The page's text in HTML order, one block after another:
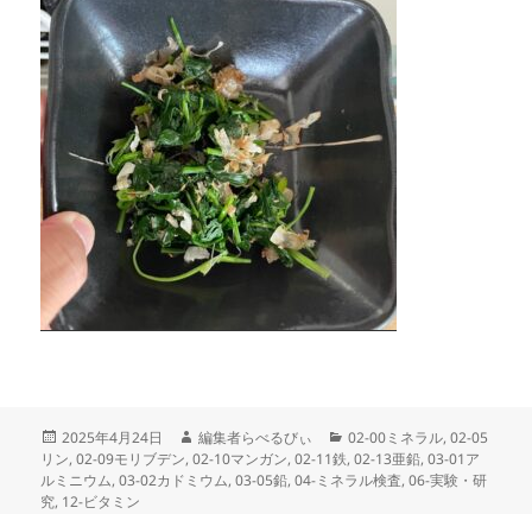
投
稿
日:
2025年4月24日
作
成
者
編集者らべるびぃ
カ
テ
ゴ
02-00ミネラル,02-05
リン,02-09モリブデン,02-10マンガン,02-11鉄,02-13亜鉛,03-01ア
ルミニウム,03-02カドミウム,03-05鉛,04-ミネラル検査,06-実験・研
究, 12-ビタミン